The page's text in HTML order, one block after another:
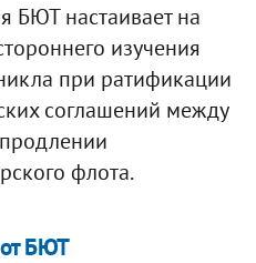
БЮТ настаивает на
изучения
при ратификации
соглашений между
флота.
БЮТ